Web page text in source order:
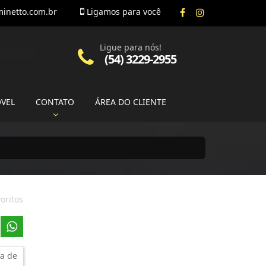
Ligamos para você
CONTATO ÁREA DO CLIENTE
Ligue para nós!
(54) 3229-2955
de